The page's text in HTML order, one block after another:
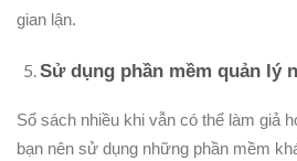
gian lận.
Sử dụng phần mềm quản lý
Sổ sách nhiều khi vẫn có thể làm giả
bạn nên sử dụng những phần mềm